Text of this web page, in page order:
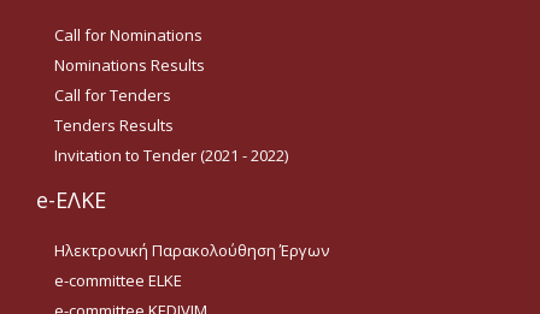
News
Nominations
Call for Nominations
Nominations Results
Call for Nominations
Nominations Results
Call for Tenders
Tenders Results
Invitation to Tender (2021 - 2022)
e-ΕΛΚΕ
Ηλεκτρονική Παρακολούθηση Έργων
e-committee ELKE